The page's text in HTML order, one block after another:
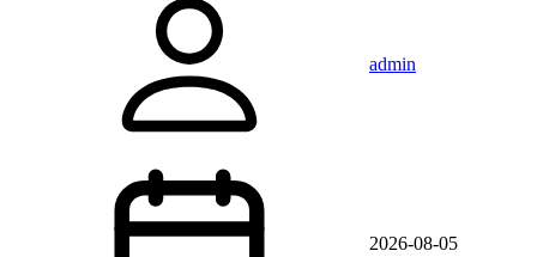
admin
2026-08-05